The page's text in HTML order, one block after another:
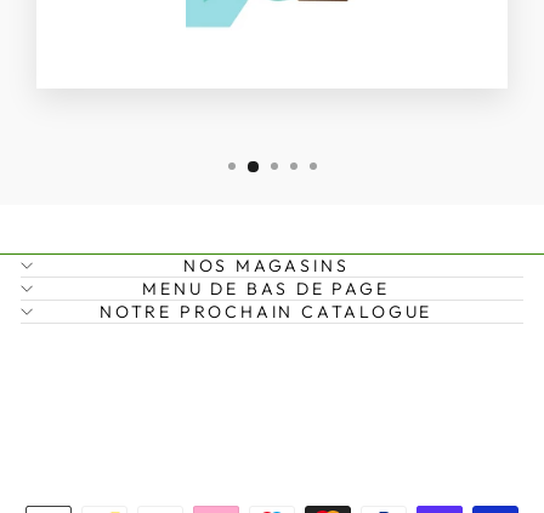
NOS MAGASINS
MENU DE BAS DE PAGE
NOTRE PROCHAIN CATALOGUE